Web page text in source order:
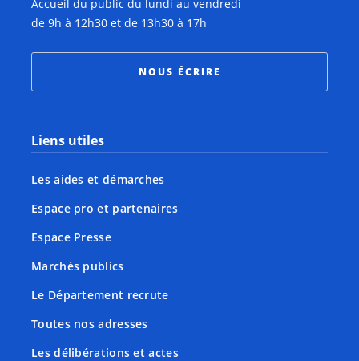
Accueil du public du lundi au vendredi
de 9h à 12h30 et de 13h30 à 17h
NOUS ÉCRIRE
Liens utiles
Les aides et démarches
Espace pro et partenaires
Espace Presse
Marchés publics
Le Département recrute
Toutes nos adresses
Les délibérations et actes